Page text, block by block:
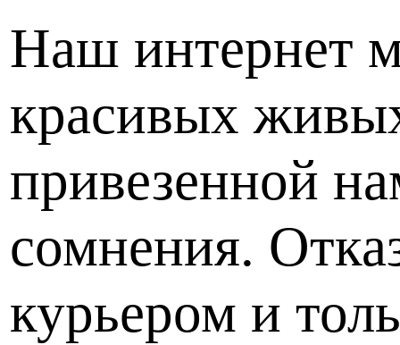
Наш интернет
красивых
привезенной
сомнения.
курьером и